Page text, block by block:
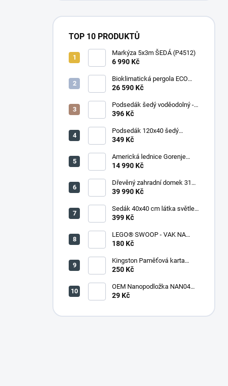
TOP 10 PRODUKTŮ
Markýza 5x3m ŠEDÁ (P4512)
6 990 Kč
Bioklimatická pergola ECO
4x3 m, ocel - volně stojící
26 590 Kč
Podsedák šedý voděodolný -
set 4ks
396 Kč
Podsedák 120x40 šedý
voděodolný
349 Kč
Americká lednice Gorenje
NRR9185DAXL
14 990 Kč
Dřevěný zahradní domek 316
(290 x 318 x 221 cm)
39 990 Kč
Sedák 40x40 cm látka světle
zelený melír - set 4 kusy
399 Kč
LEGO® SWOOP - VAK NA
KOSTKY
180 Kč
Kingston Paměťová karta
microSDHC 32GB + adaptér
250 Kč
OEM Nanopodložka NAN04
sv.modrá
29 Kč